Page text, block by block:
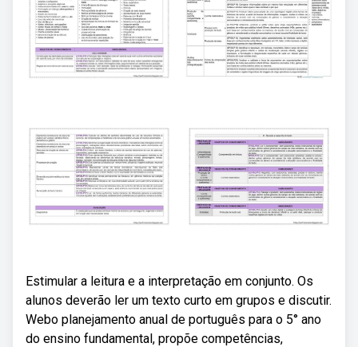
Estimular a leitura e a interpretação em conjunto. Os
alunos deverão ler um texto curto em grupos e discutir.
Webo planejamento anual de português para o 5° ano
do ensino fundamental, propõe competências,